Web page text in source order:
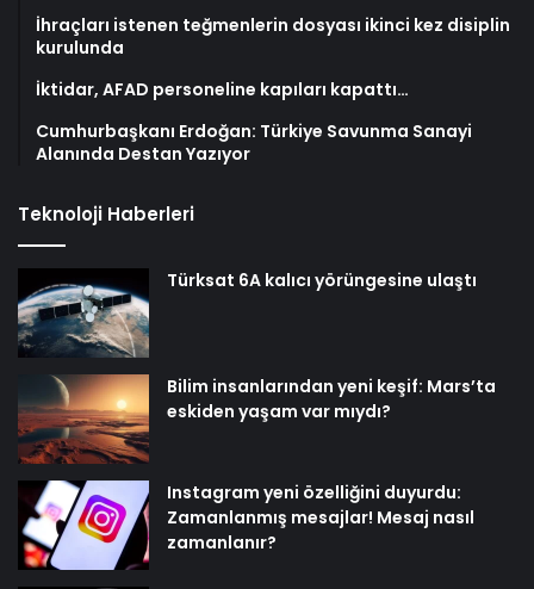
İhraçları istenen teğmenlerin dosyası ikinci kez disiplin
kurulunda
İktidar, AFAD personeline kapıları kapattı…
Cumhurbaşkanı Erdoğan: Türkiye Savunma Sanayi
Alanında Destan Yazıyor
Teknoloji Haberleri
Türksat 6A kalıcı yörüngesine ulaştı
Bilim insanlarından yeni keşif: Mars’ta
eskiden yaşam var mıydı?
Instagram yeni özelliğini duyurdu:
Zamanlanmış mesajlar! Mesaj nasıl
zamanlanır?